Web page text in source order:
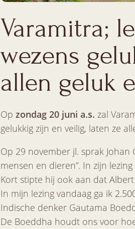
Varamitra;
wezens
allen geluk
Op zondag 20 juni a.s. zal
gelukkig zijn en veilig, laten ze
Op 29 november jl. sprak Johan
mensen en dieren”. In zijn
Kort stipte hij ook aan dat
In mijn lezing vandaag ga ik
Indische denker Gautama
De Boeddha houdt ons voor